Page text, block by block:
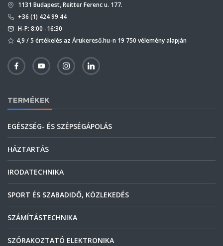
1131 Budapest, Reitter Ferenc u. 177.
+36 (1) 424 99 44
H-P: 8:00 -16:30
4,9 / 5 értékelés az Árukereső.hu-n 19 750 vélemény alapján
TERMÉKEK
EGÉSZSÉG- ÉS SZÉPSÉGÁPOLÁS
HÁZTARTÁS
IRODATECHNIKA
SPORT ÉS SZABADIDŐ, KÖZLEKEDÉS
SZÁMÍTÁSTECHNIKA
SZÓRAKOZTATÓ ELEKTRONIKA